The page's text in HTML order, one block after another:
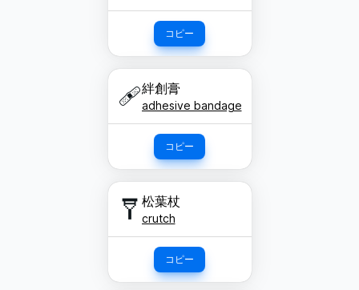
コピー
🩹絆創膏
adhesive bandage
コピー
🩼 松葉杖
crutch
コピー